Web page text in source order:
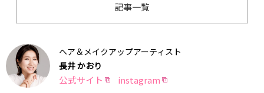
記事一覧
ヘア＆メイクアップアーティスト
長井 かおり
公式サイト instagram